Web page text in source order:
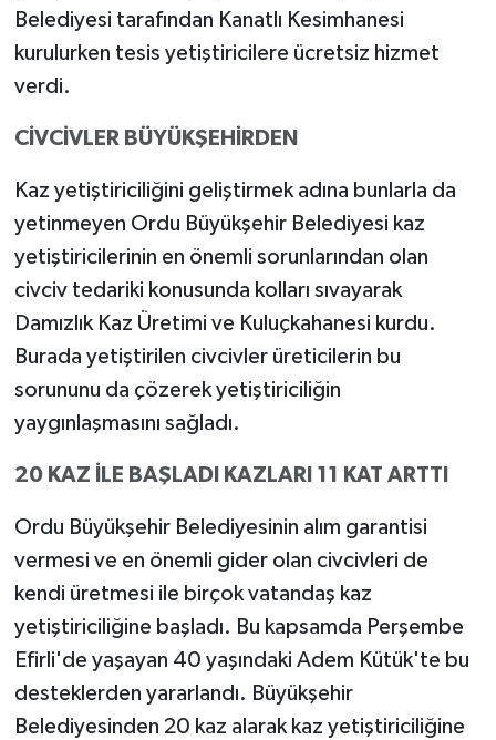
Belediyesi tarafından Kanatlı Kesimhanesi
kurulurken tesis yetiştiricilere ücretsiz hizmet
verdi.
CİVCİVLER BÜYÜKŞEHİRDEN
Kaz yetiştiriciliğini geliştirmek adına bunlarla da
yetinmeyen Ordu Büyükşehir Belediyesi kaz
yetiştiricilerinin en önemli sorunlarından olan
civciv tedariki konusunda kolları sıvayarak
Damızlık Kaz Üretimi ve Kuluçkahanesi kurdu.
Burada yetiştirilen civcivler üreticilerin bu
sorununu da çözerek yetiştiriciliğin
yaygınlaşmasını sağladı.
20 KAZ İLE BAŞLADI KAZLARI 11 KAT ARTTI
Ordu Büyükşehir Belediyesinin alım garantisi
vermesi ve en önemli gider olan civcivleri de
kendi üretmesi ile birçok vatandaş kaz
yetiştiriciliğine başladı. Bu kapsamda Perşembe
Efirli'de yaşayan 40 yaşındaki Adem Kütük'te bu
desteklerden yararlandı. Büyükşehir
Belediyesinden 20 kaz alarak kaz yetiştiriciliğine